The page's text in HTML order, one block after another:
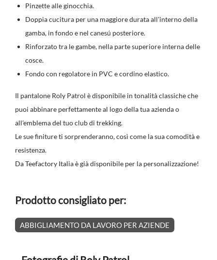
Pinzette alle ginocchia.
Doppia cucitura per una maggiore durata all'interno della
gamba, in fondo e nel canesú posteriore.
Rinforzato tra le gambe, nella parte superiore interna delle
cosce.
Fondo con regolatore in PVC e cordino elastico.
Il pantalone Roly Patrol è disponibile in tonalità classiche che
puoi abbinare perfettamente al logo della tua azienda o
all'emblema del tuo club di trekking.
Le sue finiture ti sorprenderanno, così come la sua comodità e
resistenza.
Da Teefactory Italia è già disponibile per la personalizzazione!
Prodotto consigliato per:
ABBIGLIAMENTO DA LAVORO PER AZIENDE